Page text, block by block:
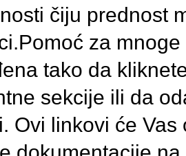
čiju prednost
za
tako da
sekcije ili da
Ovi linkovi će